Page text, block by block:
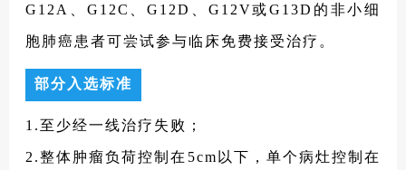
G12A、G12C、G12D、G12V或G13D的非小细
胞肺癌患者可尝试参与临床免费接受治疗。
部分入选标准
1.至少经一线治疗失败；
2.整体肿瘤负荷控制在5cm以下，单个病灶控制在